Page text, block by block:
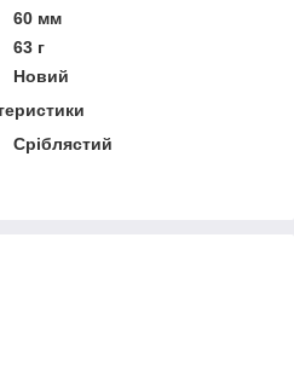
60 мм
63 г
Новий
Сріблястий